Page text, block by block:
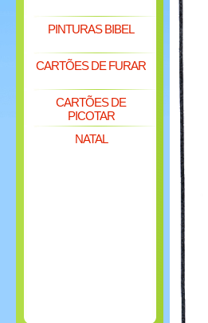
PINTURAS BIBEL
CARTÕES DE FURAR
CARTÕES DE
PICOTAR
NATAL